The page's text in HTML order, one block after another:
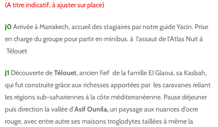
(A titre indicatif, à ajuster sur place)
J0 Arrivée à Marrakech, accueil des stagiaires par notre guide Yacin. Prise
en charge du groupe pour partir en minibus. à l’assaut de l’Atlas Nuit à
Télouet
J1 Découverte deTélouet, ancien fief de la famille El Glaoui, sa Kasbah,
qui fut construite grâce aux richesses apportées par les caravanes reliant
les régions sub-sahariennes à la côte méditerranéenne. Pause déjeuner
puis direction la vallée d’Asif Ounila,un paysage aux nuances d’ocre
rouge, avec entre autre ses maisons troglodytes taillées à même la